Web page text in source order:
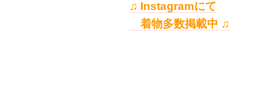
♫ Instagramにて
着物多数掲載中 ♫